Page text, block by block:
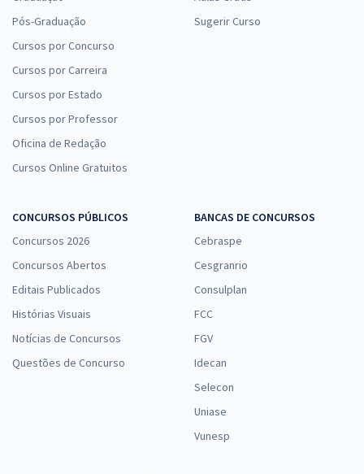
Pós-Graduação
Cursos por Concurso
Cursos por Carreira
Cursos por Estado
Cursos por Professor
Oficina de Redação
Cursos Online Gratuitos
Sugerir Curso
CONCURSOS PÚBLICOS
Concursos 2026
Concursos Abertos
Editais Publicados
Histórias Visuais
Notícias de Concursos
Questões de Concurso
BANCAS DE CONCURSOS
Cebraspe
Cesgranrio
Consulplan
FCC
FGV
Idecan
Selecon
Uniase
Vunesp